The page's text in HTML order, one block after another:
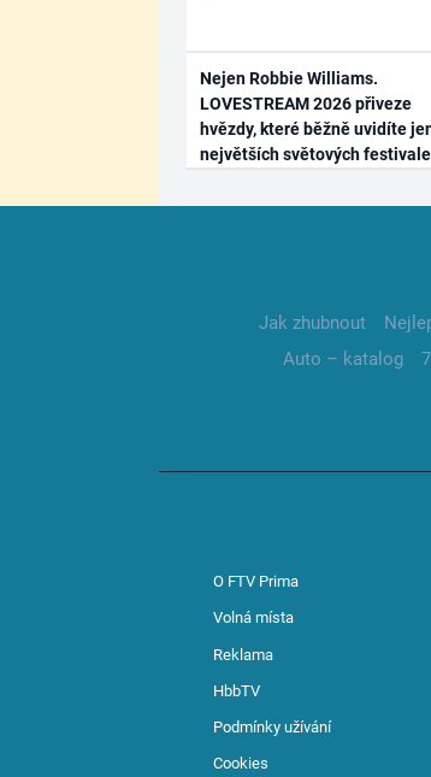
Nejen Robbie Williams.
LOVESTREAM 2026 přiveze
hvězdy, které běžně uvidíte
největších světových
Jak zhubnout
Auto – katalog
O FTV Prima
Volná místa
Reklama
HbbTV
Podmínky užívání
Cookies